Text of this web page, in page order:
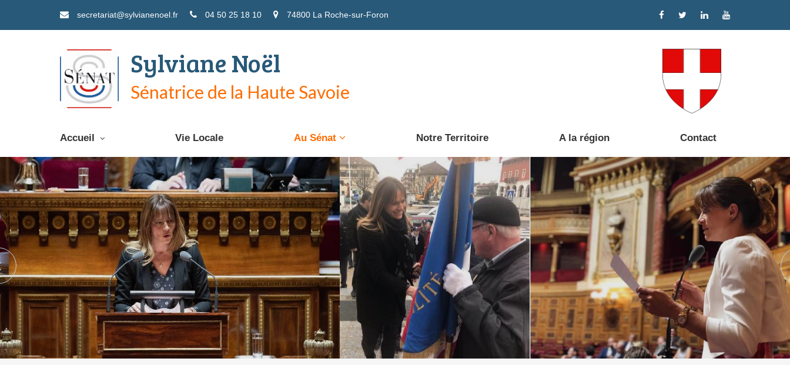
secretariat@sylvianenoel.fr 04 50 25 18 10 74800 La Roche-sur-Foron
Sylviane Noël
Sénatrice de la Haute Savoie
Accueil Vie Locale Au Sénat Notre Territoire A la région Contact